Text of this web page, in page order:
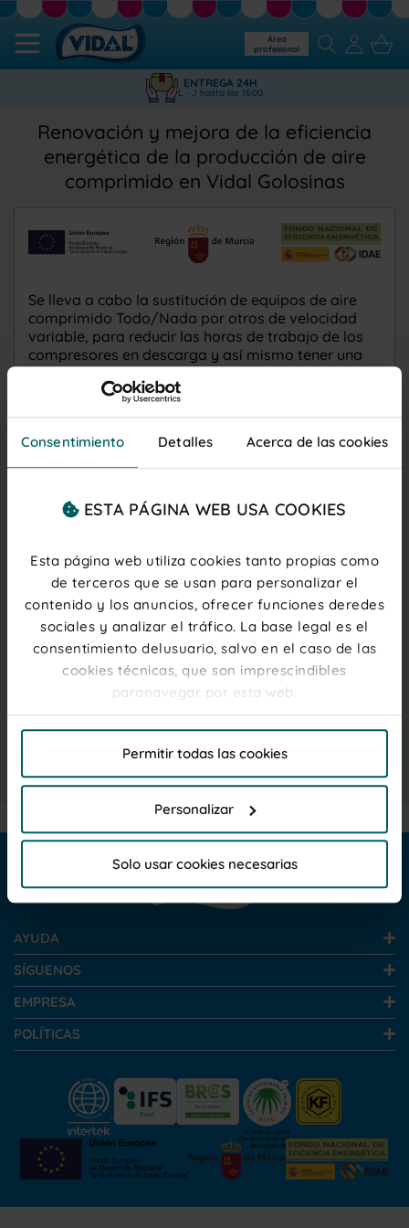
Consentimiento Detalles Acerca de las cookies
ESTA PÁGINA WEB USA COOKIES
Esta página web utiliza cookies tanto propias como
de terceros que se usan para personalizar el
contenido y los anuncios, ofrecer funciones deredes
sociales y analizar el tráfico. La base legal es el
consentimiento delusuario, salvo en el caso de las
cookies técnicas, que son imprescindibles
paranavegar por esta web.
las cookies, y sus datos de contacto son accesibles
en elAviso Legal
Por favor, haga clic en "Permitir todas las cookies" si
desea admitir todas las cookies de esta Web. Haga
que se instalen, para unainformación más completa
Permitir todas las cookies
Personalizar
Solo usar cookies necesarias
Área
profesional
ENTREGA 24H
L - J hasta las 16:00
Renovación y mejora de la eficiencia
energética de la producción de aire
comprimido en Vidal Golosinas
Se lleva a cabo la sustitución de equipos de aire
comprimido Todo/Nada por otros de velocidad
variable, para reducir las horas de trabajo de los
compresores en descarga y así mismo tener una
menor generación de CO2 y un ahorro económico y
energético. Sin verse modificada la producción
Proyecto acogido a la línea de ayudas de ahorro y
eficiencia energética en PYME y gran empresa del
Objetivo:Conseguir una economía más limpia y
Beneficiario: VIDAL GOLOSINAS S.A.
Inversión Total: 150.258,00 €
Importe de la ayuda: 27.619,90 €
AYUDA
SÍGUENOS
EMPRESA
POLÍTICAS